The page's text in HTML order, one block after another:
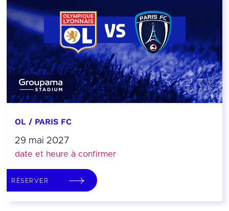
OL / PARIS FC
29 mai 2027
date et heure à confirmer
RÉSERVER